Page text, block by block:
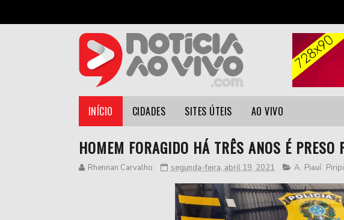
INÍCIO CIDADES SITES ÚTEIS AO VIVO
HOMEM FORAGIDO HÁ TRÊS ANOS É
Rhennan Carvalho segunda-feira, abril 19, 2021 A, Piauí,